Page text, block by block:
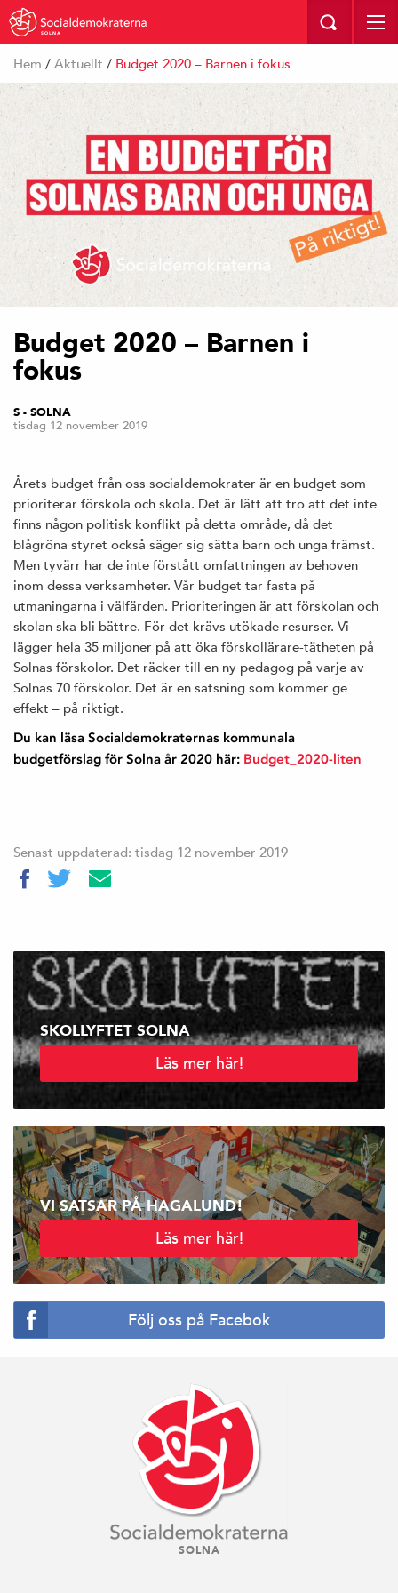
SOLNA
Hem / Aktuellt / Budget 2020 – Barnen i fokus
Budget 2020 – Barnen i
fokus
S - SOLNA
tisdag 12 november 2019
Årets budget från oss socialdemokrater är en budget som
prioriterar förskola och skola. Det är lätt att tro att det inte
finns någon politisk konflikt på detta område, då det
blågröna styret också säger sig sätta barn och unga främst.
Men tyvärr har de inte förstått omfattningen av behoven
inom dessa verksamheter. Vår budget tar fasta på
utmaningarna i välfärden. Prioriteringen är att förskolan och
skolan ska bli bättre. För det krävs utökade resurser. Vi
lägger hela 35 miljoner på att öka förskollärare-tätheten på
Solnas förskolor. Det räcker till en ny pedagog på varje av
Solnas 70 förskolor. Det är en satsning som kommer ge
effekt – på riktigt.
Du kan läsa Socialdemokraternas kommunala
budgetförslag för Solna år 2020 här: Budget_2020-liten
Senast uppdaterad: tisdag 12 november 2019
SKOLLYFTET SOLNA
Läs mer här!
VI SATSAR PÅ HAGALUND!
Läs mer här!
Följ oss på Facebok
SOLNA